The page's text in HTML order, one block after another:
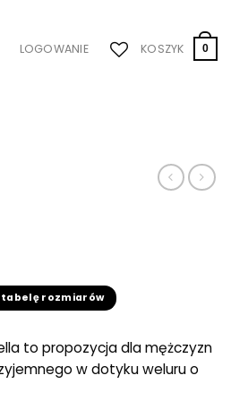
LOGOWANIE KOSZYK 0
tabelę rozmiarów
to propozycja dla mężczyzn
w dotyku weluru o